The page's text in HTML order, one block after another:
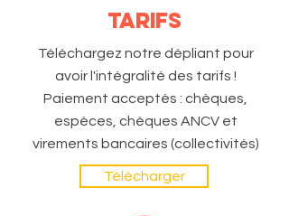
TARIFS
Téléchargez notre dépliant pour
avoir l'intégralité des tarifs !
Paiement acceptés : chèques,
espèces, chèques ANCV et
virements bancaires (collectivités)
Télécharger